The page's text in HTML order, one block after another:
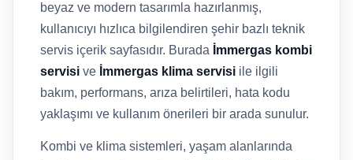
beyaz ve modern tasarımla hazırlanmış,
kullanıcıyı hızlıca bilgilendiren şehir bazlı teknik
servis içerik sayfasıdır. Burada İmmergas kombi
servisi ve İmmergas klima servisi ile ilgili
bakım, performans, arıza belirtileri, hata kodu
yaklaşımı ve kullanım önerileri bir arada sunulur.
Kombi ve klima sistemleri, yaşam alanlarında